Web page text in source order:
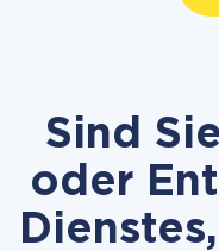
Sind
oder